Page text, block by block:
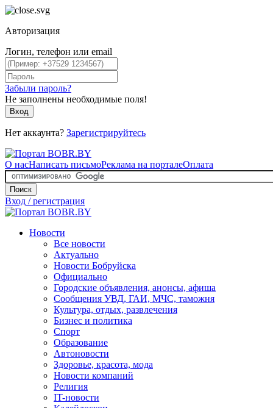
Авторизация
Логин, телефон или email
Забыли пароль?
Не заполнены необходимые поля!
Вход
Нет аккаунта? Зарегистрируйтесь
О насНаписать письмоРеклама на порталеОплата
Поиск
Вход / регистрация
Новости
Все новости
Актуально
Новости Бобруйска
Официально
Городские объявления, анонсы, афиша
Сообщения УВД, ГАИ, МЧС, таможня
Культура, отдых, развлечения
Бизнес и политика
Спорт
Образование
Автоновости
Здоровье, красота, мода
Новости компаний
Религия
IT-новости